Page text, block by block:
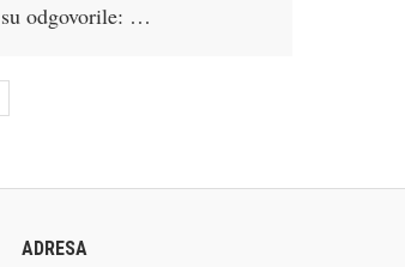
su odgovorile: …
ADRESA